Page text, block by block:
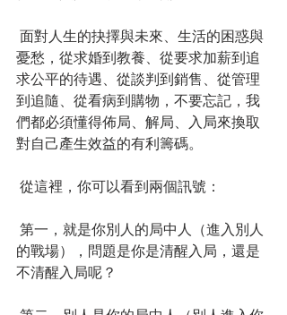
憂愁，從求婚到教養、從要求加薪到追
求公平的待遇、從談判到銷售、從管理
到追隨、從看病到購物，不要忘記，我
們都必須懂得佈局、解局、入局來換取
對自己產生效益的有利籌碼。
從這裡，你可以看到兩個訊號：
的戰場），問題是你是清醒入局，還是
不清醒入局呢？